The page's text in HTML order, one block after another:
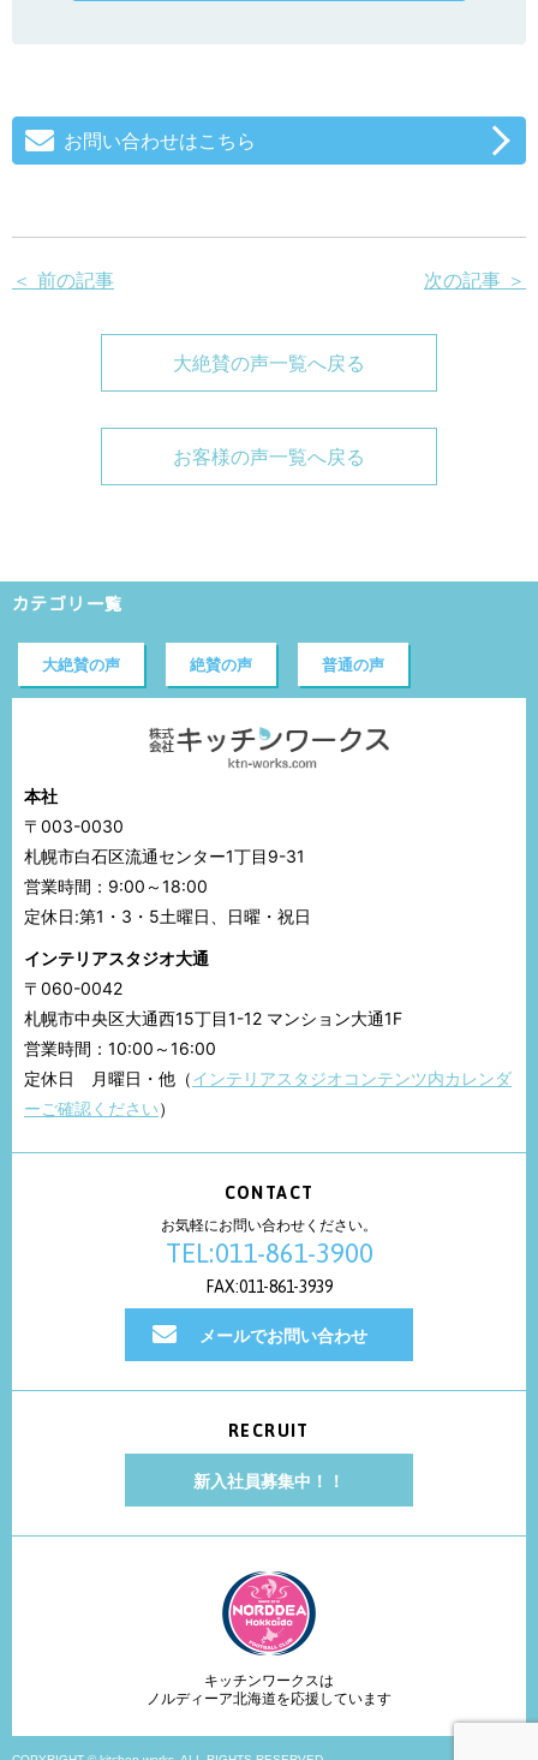
お問い合わせはこちら
＜ 前の記事 次の記事 ＞
大絶賛の声一覧へ戻る
お客様の声一覧へ戻る
カテゴリ一覧
大絶賛の声 絶賛の声 普通の声
本社
〒003-0030
札幌市白石区流通センター1丁目9-31
営業時間：9:00～18:00
定休日:第1・3・5土曜日、日曜・祝日
インテリアスタジオ大通
〒060-0042
札幌市中央区大通西15丁目1-12 マンション大通1F
営業時間：10:00～16:00
定休日 月曜日・他（インテリアスタジオコンテンツ内カレンダ
ーご確認ください）
CONTACT
お気軽にお問い合わせください。
TEL:011-861-3900
FAX:011-861-3939
メールでお問い合わせ
RECRUIT
新入社員募集中！！
キッチンワークスは
ノルディーア北海道を応援しています